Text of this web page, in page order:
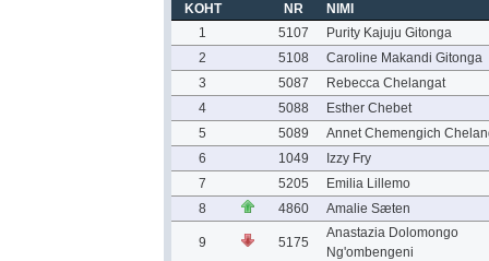
KOHT NR
NIMI
1
5107
Purity Kajuju Gitonga
2
5108
Caroline Makandi Gitonga
3
5087
Rebecca Chelangat
4
5088
Esther Chebet
5
5089
Annet Chemengich
6
1049
Izzy Fry
7
5205
Emilia Lillemo
8
4860 Amalie Sæten
9 5175
Anastazia Dolomongo
Ng'ombengeni